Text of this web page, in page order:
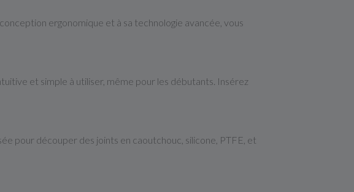
ergonomique et à sa technologie avancée, vous
et simple à utiliser, même pour les débutants. Insérez
pour découper des joints en caoutchouc, silicone, PTFE, et